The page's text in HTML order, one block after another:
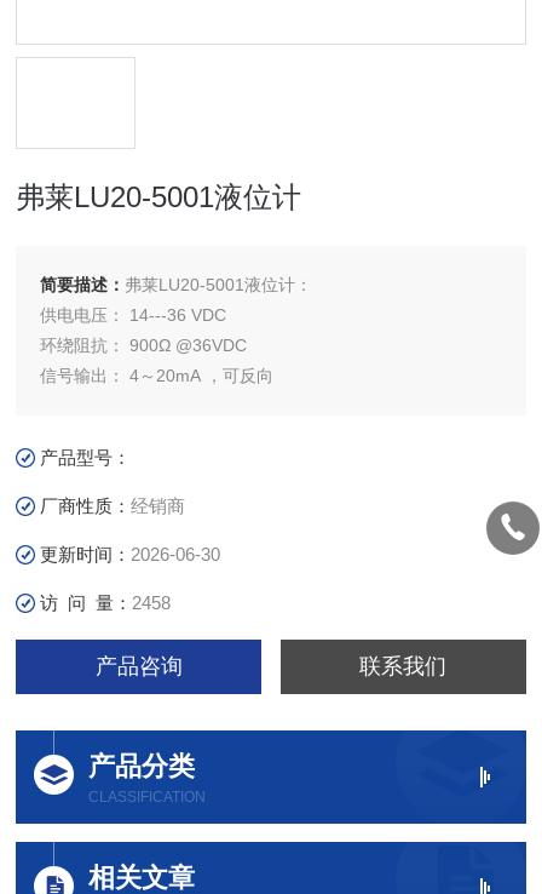
弗莱LU20-5001液位计
简要描述： 弗莱LU20-5001液位计：
供电电压： 14---36 VDC
环绕阻抗： 900Ω @36VDC
信号输出： 4～20mA ，可反向
产品型号：
厂商性质：经销商
更新时间： 2026-06-30
访 问 量： 2458
产品咨询 联系我们
产品分类
CLASSIFICATION
相关文章